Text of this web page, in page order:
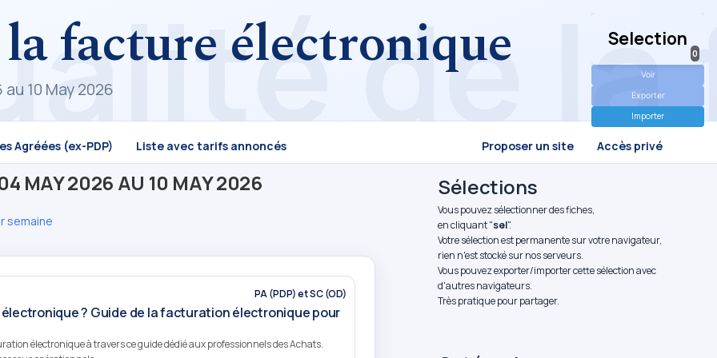
facture électronique
10 May 2026
Agréées (ex-PDP) Liste avec tarifs annoncés Proposer un site Accès privé
Selection
0
Voir
Exporter
Importer
MAY 2026 AU 10 MAY 2026
semaine
PA (PDP) et SC (OD)
? Guide de la facturation électronique pour
électronique à travers ce guide dédié aux professionnels des Achats.
Sélections
Vous pouvez sélectionner des fiches,
en cliquant "sel".
Votre sélection est permanente sur votre navigateur,
rien n'est stocké sur nos serveurs.
Vous pouvez exporter/importer cette sélection avec
d'autres navigateurs.
Très pratique pour partager.